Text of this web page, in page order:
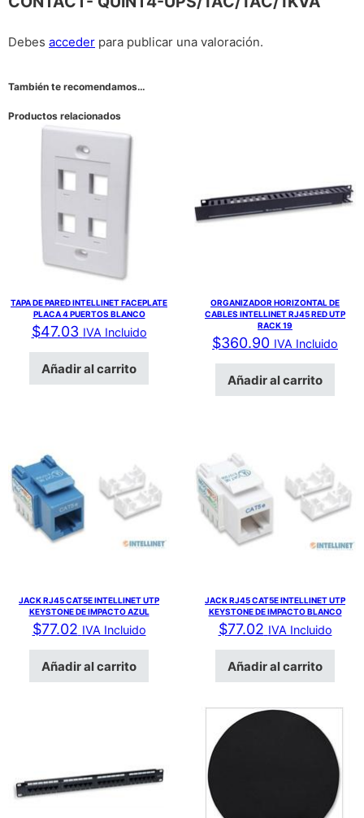
Debes acceder para publicar una valoración.
También te recomendamos…
Productos relacionados
TAPA DE PARED INTELLINET FACEPLATE
PLACA 4 PUERTOS BLANCO
$47.03 IVA Incluido
Añadir al carrito
ORGANIZADOR HORIZONTAL DE
CABLES INTELLINET RJ45 RED UTP
RACK 19
$360.90 IVA Incluido
Añadir al carrito
JACK RJ45 CAT5E INTELLINET UTP
KEYSTONE DE IMPACTO AZUL
$77.02 IVA Incluido
Añadir al carrito
JACK RJ45 CAT5E INTELLINET UTP
KEYSTONE DE IMPACTO BLANCO
$77.02 IVA Incluido
Añadir al carrito